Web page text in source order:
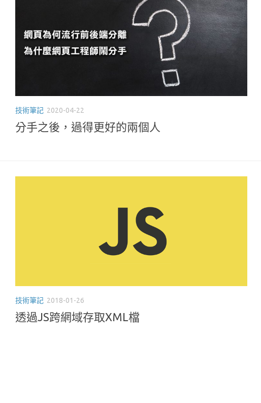
技術筆記 2020-04-22
分手之後，過得更好的兩個人
技術筆記 2018-01-26
透過JS跨網域存取XML檔